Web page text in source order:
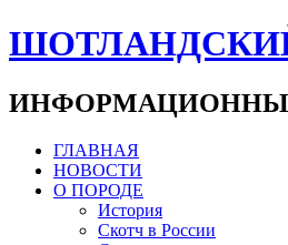
ГЛАВНАЯ
НОВОСТИ
О ПОРОДЕ
История
Скотч в России